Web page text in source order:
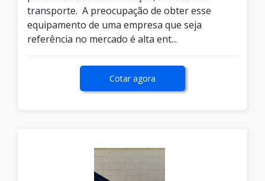
transporte. A preocupação de obter esse
equipamento de uma empresa que seja
referência no mercado é alta ent...
Cotar agora